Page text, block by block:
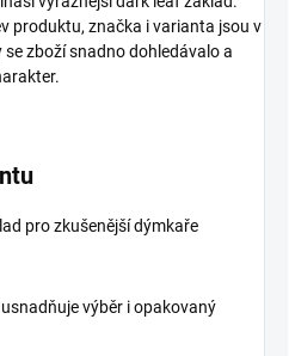
produktu, značka i varianta jsou v
zboží snadno dohledávalo a
pro zkušenější dýmkaře
výběr i opakovaný